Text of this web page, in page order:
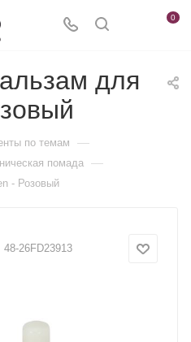
0
для
по темам —
помада —
- Розовый
48-26FD23913